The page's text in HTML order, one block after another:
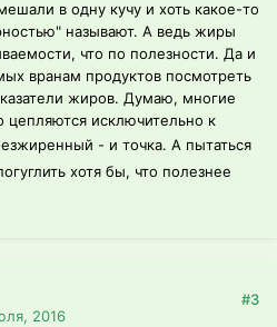
в одну кучу и хоть какое-то
называют. А ведь жиры
что по полезности. Да и
вранам продуктов посмотреть
жиров. Думаю, многие
цепляются исключительно к
- и точка. А пытаться
хотя бы, что полезнее
2016
#3